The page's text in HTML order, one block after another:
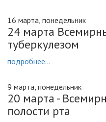
16 марта, понедельник
24 марта
туберкулезом
подробнее...
9 марта, понедельник
20 марта -
полости рта